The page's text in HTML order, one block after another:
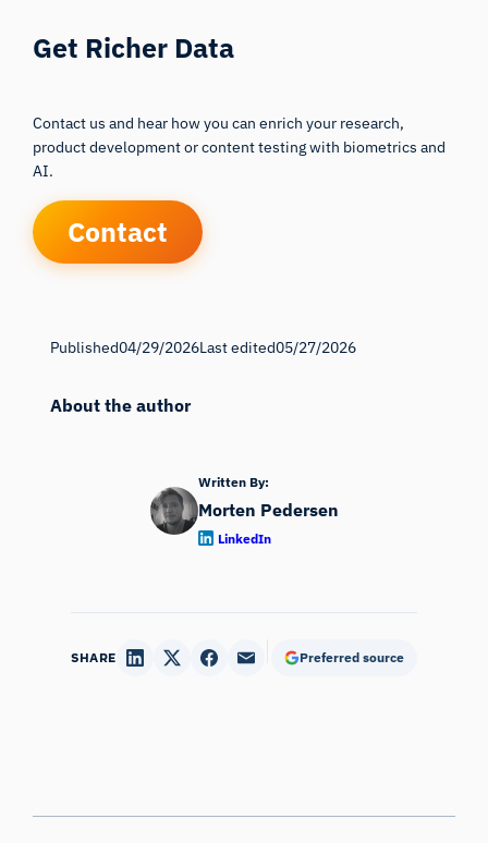
Get Richer Data
Contact us and hear how you can enrich your research,
product development or content testing with biometrics and
AI.
Contact
Published04/29/2026Last edited05/27/2026
About the author
Written By:
Morten Pedersen
LinkedIn
SHARE Preferred source